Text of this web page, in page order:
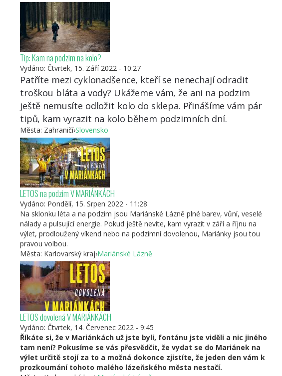
Tip: Kam na podzim na kolo?
Vydáno: Čtvrtek, 15. Září 2022 - 10:27
Patříte mezi cyklonadšence, kteří se nenechají odradit
troškou bláta a vody? Ukážeme vám, že ani na podzim
ještě nemusíte odložit kolo do sklepa. Přinášíme vám pár
tipů, kam vyrazit na kolo během podzimních dní.
Města: Zahraničí›Slovensko
LETOS na podzim V MARIÁNKÁCH
Vydáno: Pondělí, 15. Srpen 2022 - 11:28
Na sklonku léta a na podzim jsou Mariánské Lázně plné barev, vůní, veselé
nálady a pulsující energie. Pokud ještě nevíte, kam vyrazit v září a říjnu na
výlet, prodloužený víkend nebo na podzimní dovolenou, Mariánky jsou tou
pravou volbou.
Města: Karlovarský kraj›Mariánské Lázně
LETOS dovolená V MARIÁNKÁCH
Vydáno: Čtvrtek, 14. Červenec 2022 - 9:45
Říkáte si, že v Mariánkách už jste byli, fontánu jste viděli a nic jiného
tam není? Pokusíme se vás přesvědčit, že vydat se do Mariánek na
výlet určitě stojí za to a možná dokonce zjistíte, že jeden den vám k
prozkoumání tohoto malého lázeňského města nestačí.